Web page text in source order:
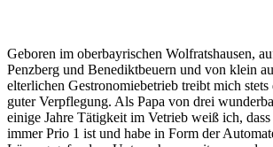
Geboren im oberbayrischen Wolfratshausen,
Penzberg und Benediktbeuern und von klein
elterlichen Gestronomiebetrieb treibt mich
guter Verpflegung. Als Papa von drei
einige Jahre Tätigkeit im Vetrieb weiß ich,
immer Prio 1 ist und habe in Form der